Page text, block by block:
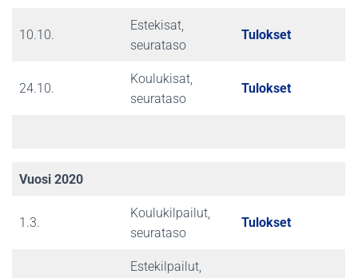
10.10.
Estekisat,
seurataso
Tulokset
24.10.
Koulukisat,
seurataso
Tulokset
Vuosi 2020
1.3.
Koulukilpailut,
seurataso
Tulokset
Estekilpailut,